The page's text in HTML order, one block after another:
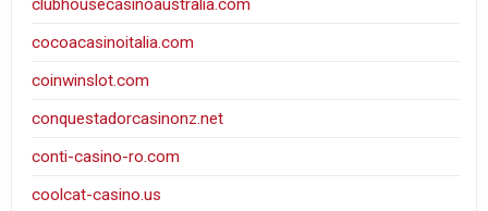
clubhousecasinoaustralia.com
cocoacasinoitalia.com
coinwinslot.com
conquestadorcasinonz.net
conti-casino-ro.com
coolcat-casino.us